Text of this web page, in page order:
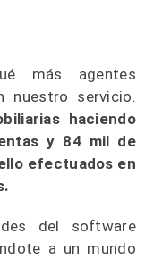
más agentes
nuestro servicio.
haciendo
y 84 mil de
efectuados en
del software
a un mundo